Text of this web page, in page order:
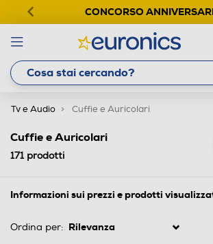
CONCORSO
Tv e Audio Cuffie e Auricolari
Cuffie e Auricolari
171prodotti
Informazioni sui prezzi e prodotti
Ordina per: